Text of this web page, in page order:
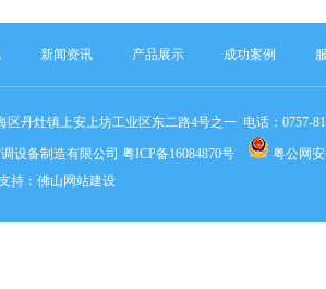
新闻资讯 产品展示 成功案例
丹灶镇上安上坊工业区东二路4号之一 电话：0757-
设备制造有限公司 粤ICP备16084870号
粤公网安
持： 佛山网站建设